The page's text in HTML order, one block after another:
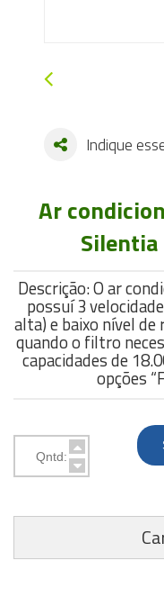
Indique
Ar
Descrição: O ar
possuí 3
alta) e baixo nível
quando o filtro
capacidades de
opções